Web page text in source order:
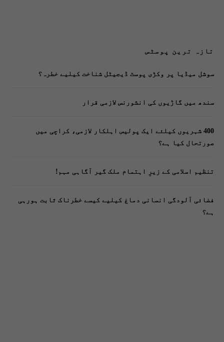
تازہ ترین پوسٹس
سوشل میڈیا پر وکڑی پوسٹ ڈیجیٹل شناخت کیلیے خطرہ؟
سندھ میں گاڑیوں کی انشورنس لازمی قرار
400 شہریوں کیلئے ایک پولیس اہلکار لازمی، کراچی میں
صورتحال کیا ہے؟
تنظیم اسلامی کے زیرِ اہتمام ملک گیر آگاہی مہم!
فضائی آلودگی انسانی دماغ کیلیے کیسے خطرناک ثابت ہورہی
ہے؟